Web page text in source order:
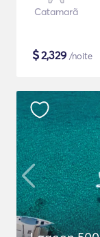
Catamarã
$2,329 /noite